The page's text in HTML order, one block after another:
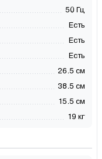
50 Гц
Есть
Есть
Есть
26.5 см
38.5 см
15.5 см
19 кг